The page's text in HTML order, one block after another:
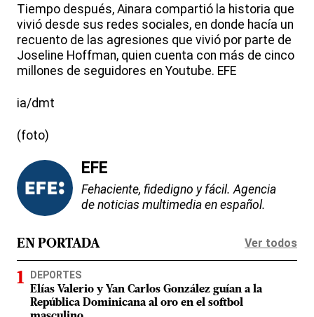
Tiempo después, Ainara compartió la historia que
vivió desde sus redes sociales, en donde hacía un
recuento de las agresiones que vivió por parte de
Joseline Hoffman, quien cuenta con más de cinco
millones de seguidores en Youtube. EFE
ia/dmt
(foto)
EFE
Fehaciente, fidedigno y fácil. Agencia
de noticias multimedia en español.
EN PORTADA Ver todos
DEPORTES
Elías Valerio y Yan Carlos González guían a la
República Dominicana al oro en el softbol